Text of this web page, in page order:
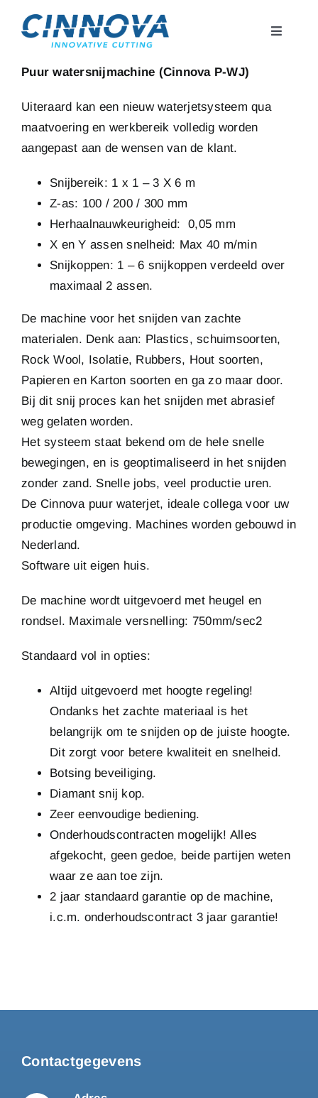
Toggle
Home
Machines
Support
Puur watersnijmachine (Cinnova P-WJ)
Uiteraard kan een nieuw waterjetsysteem qua
maatvoering en werkbereik volledig worden
aangepast aan de wensen van de klant.
Snijbereik: 1 x 1 – 3 X 6 m
Z-as: 100 / 200 / 300 mm
Herhaalnauwkeurigheid: 0,05 mm
X en Y assen snelheid: Max 40 m/min
Snijkoppen: 1 – 6 snijkoppen verdeeld over
maximaal 2 assen.
De machine voor het snijden van zachte
materialen. Denk aan: Plastics, schuimsoorten,
Rock Wool, Isolatie, Rubbers, Hout soorten,
Papieren en Karton soorten en ga zo maar door.
Bij dit snij proces kan het snijden met abrasief
weg gelaten worden.
Het systeem staat bekend om de hele snelle
bewegingen, en is geoptimaliseerd in het snijden
zonder zand. Snelle jobs, veel productie uren.
De Cinnova puur waterjet, ideale collega voor uw
productie omgeving. Machines worden gebouwd in
Nederland.
Software uit eigen huis.
De machine wordt uitgevoerd met heugel en
rondsel. Maximale versnelling: 750mm/sec2
Standaard vol in opties:
Altijd uitgevoerd met hoogte regeling!
Ondanks het zachte materiaal is het
belangrijk om te snijden op de juiste hoogte.
Dit zorgt voor betere kwaliteit en snelheid.
Botsing beveiliging.
Diamant snij kop.
Zeer eenvoudige bediening.
Onderhoudscontracten mogelijk! Alles
afgekocht, geen gedoe, beide partijen weten
waar ze aan toe zijn.
2 jaar standaard garantie op de machine,
i.c.m. onderhoudscontract 3 jaar garantie!
Contactgegevens